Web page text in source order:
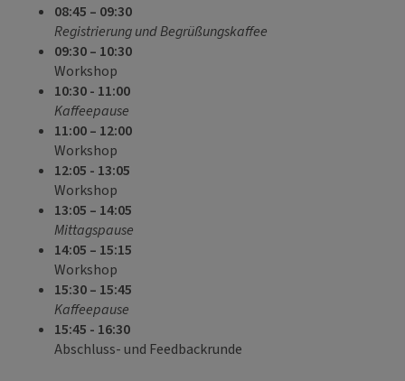
08:45 – 09:30
Registrierung und Begrüßungskaffee
09:30 – 10:30
Workshop
10:30 - 11:00
Kaffeepause
11:00 – 12:00
Workshop
12:05 - 13:05
Workshop
13:05 – 14:05
Mittagspause
14:05 – 15:15
Workshop
15:30 – 15:45
Kaffeepause
15:45 - 16:30
Abschluss- und Feedbackrunde